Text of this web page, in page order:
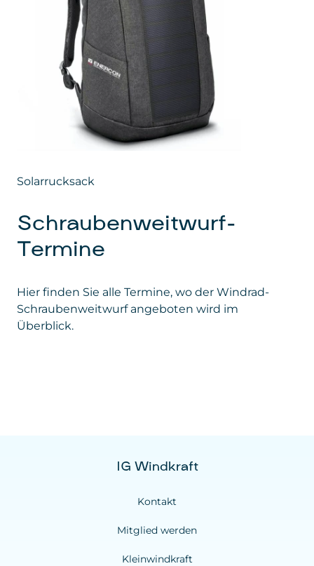
Solarrucksack
Schraubenweitwurf-
Termine
Hier finden Sie alle Termine, wo der Windrad-
Schraubenweitwurf angeboten wird im
Überblick.
IG Windkraft
Kontakt
Mitglied werden
Kleinwindkraft
Daten
: personenbezogene und technische
Daten
Gesetzt von : Microsoft Corporation
Privacy Policy
https://www.microsoft.com/de-
de/privacy/privacystatement